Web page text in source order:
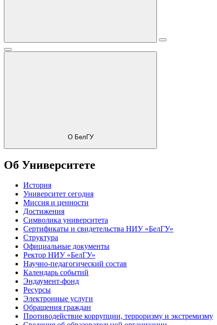
О БелГУ
Об Университете
История
Университет сегодня
Миссия и ценности
Достижения
Символика университета
Сертификаты и свидетельства НИУ «БелГУ»
Структура
Официальные документы
Ректор НИУ «БелГУ»
Научно-педагогический состав
Календарь событий
Эндаумент-фонд
Ресурсы
Электронные услуги
Обращения граждан
Противодействие коррупции, терроризму и экстремизму